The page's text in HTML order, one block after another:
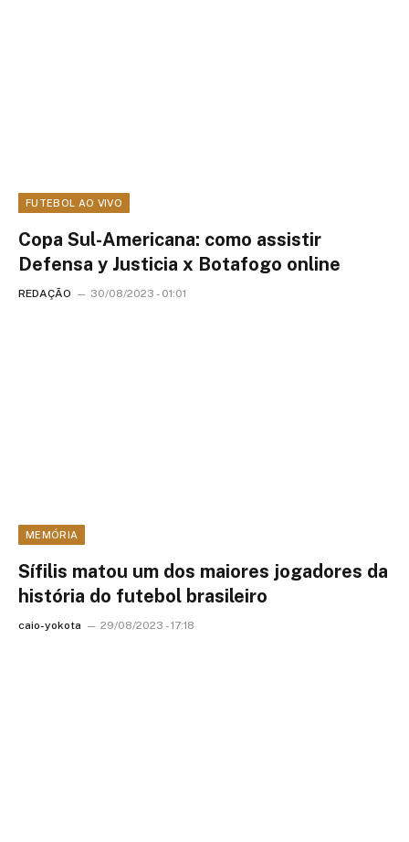
FUTEBOL AO VIVO
Copa Sul-Americana: como assistir
Defensa y Justicia x Botafogo online
REDAÇÃO 30/08/2023 - 01:01
MEMÓRIA
Sífilis matou um dos maiores jogadores da
história do futebol brasileiro
caio-yokota 29/08/2023 - 17:18